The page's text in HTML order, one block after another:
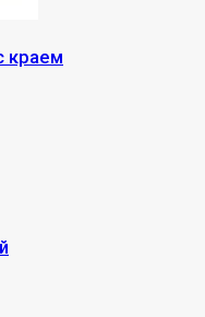
краем